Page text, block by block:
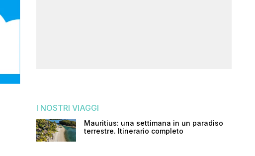
I NOSTRI VIAGGI
Mauritius: una settimana in un paradiso
terrestre. Itinerario completo